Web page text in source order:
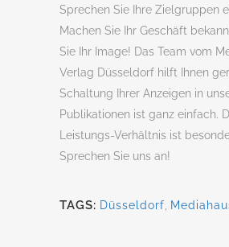
Sprechen Sie Ihre Zielgruppen
Machen Sie Ihr Geschäft
Sie Ihr Image! Das Team vom
Verlag Düsseldorf hilft Ihnen
Schaltung Ihrer Anzeigen in
Publikationen ist ganz einfach.
Leistungs-Verhältnis ist
Sprechen Sie uns an!
TAGS: Düsseldorf